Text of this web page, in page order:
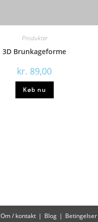
Produkter
3D Brunkageforme
kr. 89,00
Køb nu
Om / kontakt Blog Betingelser